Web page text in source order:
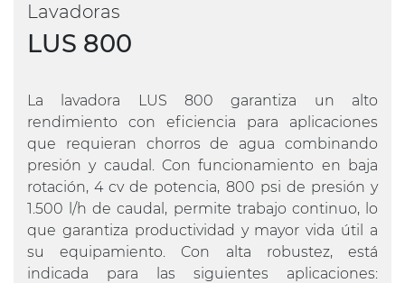
Lavadoras
LUS 800
La lavadora LUS 800 garantiza un alto
rendimiento con eficiencia para aplicaciones
que requieran chorros de agua combinando
presión y caudal. Con funcionamiento en baja
rotación, 4 cv de potencia, 800 psi de presión y
1.500 l/h de caudal, permite trabajo continuo, lo
que garantiza productividad y mayor vida útil a
su equipamiento. Con alta robustez, está
indicada para las siguientes aplicaciones: